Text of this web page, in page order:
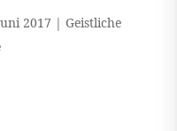
2017 | Geistliche